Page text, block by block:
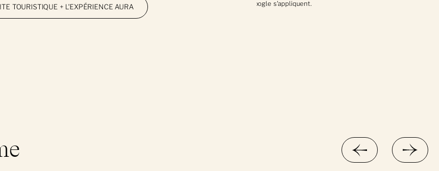
par reCAPTCHA, laPolitique de confidentialité de Google s'appliquent.
TOURISTIQUE + L'EXPÉRIENCE AURA